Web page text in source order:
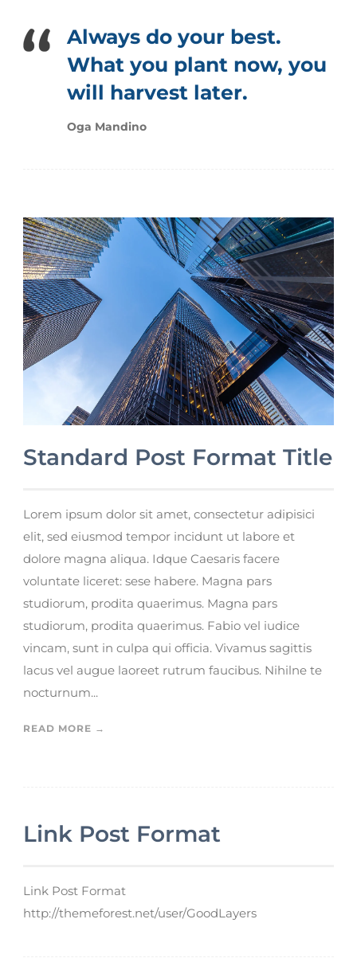
Always do your best.
What you plant now, you
will harvest later.
Oga Mandino
Standard Post Format Title
Lorem ipsum dolor sit amet, consectetur adipisici
elit, sed eiusmod tempor incidunt ut labore et
dolore magna aliqua. Idque Caesaris facere
voluntate liceret: sese habere. Magna pars
studiorum, prodita quaerimus. Magna pars
studiorum, prodita quaerimus. Fabio vel iudice
vincam, sunt in culpa qui officia. Vivamus sagittis
lacus vel augue laoreet rutrum faucibus. Nihilne te
nocturnum...
READ MORE →
Link Post Format
Link Post Format
http://themeforest.net/user/GoodLayers